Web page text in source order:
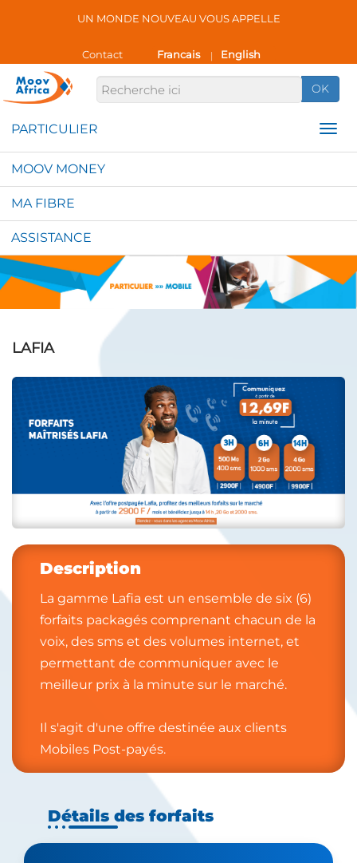
UN MONDE NOUVEAU VOUS APPELLE
Contact Francais | English
OK
MOOV MONEY
MA FIBRE
ASSISTANCE
LAFIA
Description
La gamme Lafia est un ensemble de six (6)
forfaits packagés comprenant chacun de la
voix, des sms et des volumes internet, et
permettant de communiquer avec le
meilleur prix à la minute sur le marché.
Il s'agit d'une offre destinée aux clients
Mobiles Post-payés.
Détails des forfaits